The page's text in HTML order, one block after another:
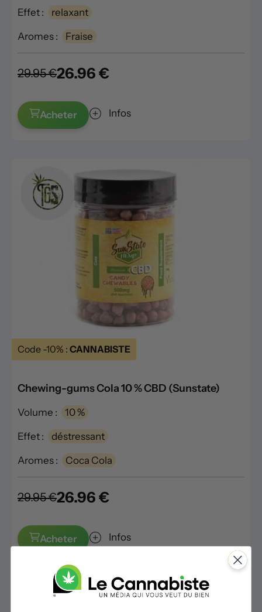
Effet : relaxant
Aromes : Fraise
29.95 €26.96 €
Acheter Infos
Code -10% : CANNABISTE
Chewing-gums Cola 10 % CBD (Sunstate)
Volume : 10 %
Effet : déstressant
Aromes : Coca Cola
29.95 €26.96 €
Acheter Infos